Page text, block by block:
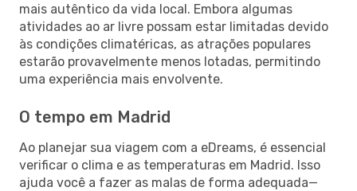
mais autêntico da vida local. Embora algumas
atividades ao ar livre possam estar limitadas devido
às condições climatéricas, as atrações populares
estarão provavelmente menos lotadas, permitindo
uma experiência mais envolvente.
O tempo em Madrid
Ao planejar sua viagem com a eDreams, é essencial
verificar o clima e as temperaturas em Madrid. Isso
ajuda você a fazer as malas de forma adequada—